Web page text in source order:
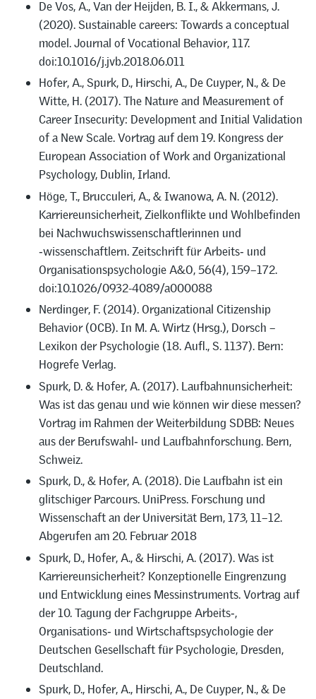
De Vos, A., Van der Heijden, B. I., & Akkermans, J.
(2020). Sustainable careers: Towards a conceptual
model. Journal of Vocational Behavior, 117.
doi:10.1016/j.jvb.2018.06.011
Hofer, A., Spurk, D., Hirschi, A., De Cuyper, N., & De
Witte, H. (2017). The Nature and Measurement of
Career Insecurity: Development and Initial Validation
of a New Scale. Vortrag auf dem 19. Kongress der
European Association of Work and Organizational
Psychology, Dublin, Irland.
Höge, T., Brucculeri, A., & Iwanowa, A. N. (2012).
Karriereunsicherheit, Zielkonflikte und Wohlbefinden
bei Nachwuchswissenschaftlerinnen und
‑wissenschaftlern. Zeitschrift für Arbeits‑ und
Organisationspsychologie A&O, 56(4), 159–172.
doi:10.1026/0932-4089/a000088
Nerdinger, F. (2014). Organizational Citizenship
Behavior (OCB). In M. A. Wirtz (Hrsg.), Dorsch –
Lexikon der Psychologie (18. Aufl., S. 1137). Bern:
Hogrefe Verlag.
Spurk, D. & Hofer, A. (2017). Laufbahnunsicherheit:
Was ist das genau und wie können wir diese messen?
Vortrag im Rahmen der Weiterbildung SDBB: Neues
aus der Berufswahl‑ und Laufbahnforschung. Bern,
Schweiz.
Spurk, D., & Hofer, A. (2018). Die Laufbahn ist ein
glitschiger Parcours. UniPress. Forschung und
Wissenschaft an der Universität Bern, 173, 11–12.
Abgerufen am 20. Februar 2018
Spurk, D., Hofer, A., & Hirschi, A. (2017). Was ist
Karriereunsicherheit? Konzeptionelle Eingrenzung
und Entwicklung eines Messinstruments. Vortrag auf
der 10. Tagung der Fachgruppe Arbeits‑,
Organisations‑ und Wirtschaftspsychologie der
Deutschen Gesellschaft für Psychologie, Dresden,
Deutschland.
Spurk, D., Hofer, A., Hirschi, A., De Cuyper, N., & De